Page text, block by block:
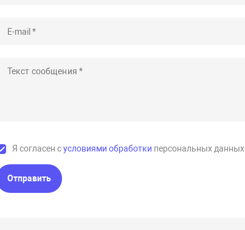
Я согласен сусловиями обработки персональных данных
Отправить